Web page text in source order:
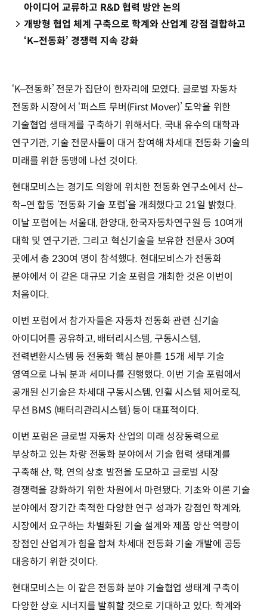
아이디어 교류하고 R&D 협력 방안 논의
개방형 협업 체계 구축으로 학계와 산업계 강점 결합하고
‘K–전동화’ 경쟁력 지속 강화
‘K–전동화’ 전문가 집단이 한자리에 모였다. 글로벌 자동차
전동화 시장에서 ‘퍼스트 무버(First Mover)’ 도약을 위한
기술협업 생태계를 구축하기 위해서다. 국내 유수의 대학과
연구기관, 기술 전문사들이 대거 참여해 차세대 전동화 기술의
미래를 위한 동맹에 나선 것이다.
현대모비스는 경기도 의왕에 위치한 전동화 연구소에서 산–
학–연 합동 ‘전동화 기술 포럼’을 개최했다고 21일 밝혔다.
이날 포럼에는 서울대, 한양대, 한국자동차연구원 등 10여개
대학 및 연구기관, 그리고 혁신기술을 보유한 전문사 30여
곳에서 총 230여 명이 참석했다. 현대모비스가 전동화
분야에서 이 같은 대규모 기술 포럼을 개최한 것은 이번이
처음이다.
이번 포럼에서 참가자들은 자동차 전동화 관련 신기술
아이디어를 공유하고, 배터리시스템, 구동시스템,
전력변환시스템 등 전동화 핵심 분야를 15개 세부 기술
영역으로 나눠 분과 세미나를 진행했다. 이번 기술 포럼에서
공개된 신기술은 차세대 구동시스템, 인휠 시스템 제어로직,
무선 BMS (배터리관리시스템) 등이 대표적이다.
이번 포럼은 글로벌 자동차 산업의 미래 성장동력으로
부상하고 있는 차량 전동화 분야에서 기술 협력 생태계를
구축해 산, 학, 연의 상호 발전을 도모하고 글로벌 시장
경쟁력을 강화하기 위한 차원에서 마련됐다. 기초와 이론 기술
분야에서 장기간 축적한 다양한 연구 성과가 강점인 학계와,
시장에서 요구하는 차별화된 기술 설계와 제품 양산 역량이
장점인 산업계가 힘을 합쳐 차세대 전동화 기술 개발에 공동
대응하기 위한 것이다.
현대모비스는 이 같은 전동화 분야 기술협업 생태계 구축이
다양한 상호 시너지를 발휘할 것으로 기대하고 있다. 학계와